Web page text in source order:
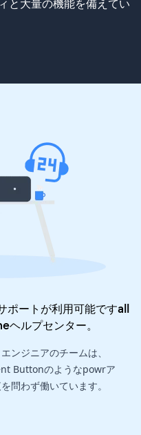
と大量の機能を備えてい
ートが利用可能ですall
ヘルプセンター。
ンジニアのチームは、
Buttonのようなpowrア
問わず働いています。